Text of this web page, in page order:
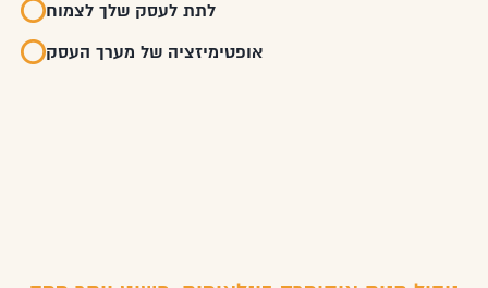
לתת לעסק שלך לצמוח
אופטימיזציה של מערך העסק